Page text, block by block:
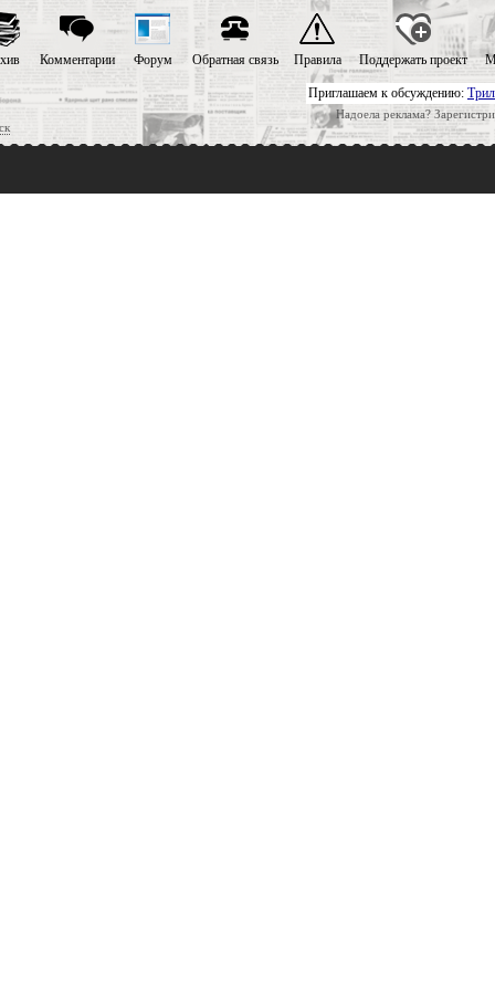
Приглашаем к обсуждению:
Надоела реклама?
Комментарии Форум Обратная связь Правила Поддержать проект